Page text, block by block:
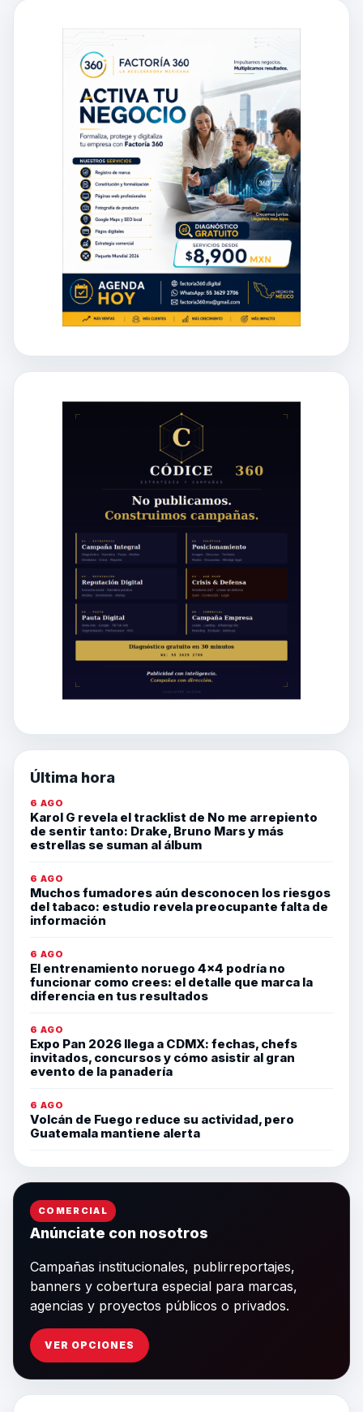
Última hora
6 AGO
Karol G revela el tracklist de No me arrepiento
de sentir tanto: Drake, Bruno Mars y más
estrellas se suman al álbum
6 AGO
Muchos fumadores aún desconocen los riesgos
del tabaco: estudio revela preocupante falta de
información
6 AGO
El entrenamiento noruego 4×4 podría no
funcionar como crees: el detalle que marca la
diferencia en tus resultados
6 AGO
Expo Pan 2026 llega a CDMX: fechas, chefs
invitados, concursos y cómo asistir al gran
evento de la panadería
6 AGO
Volcán de Fuego reduce su actividad, pero
Guatemala mantiene alerta
COMERCIAL
Anúnciate con nosotros
Campañas institucionales, publirreportajes,
banners y cobertura especial para marcas,
agencias y proyectos públicos o privados.
VER OPCIONES